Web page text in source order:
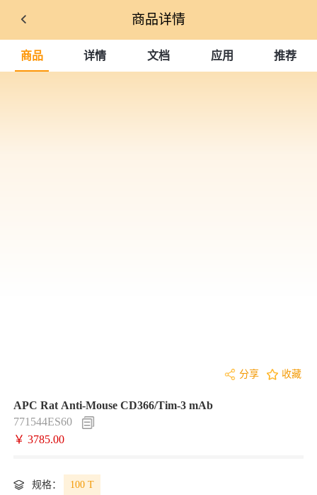
商品详情
商品 详情 文档 应用 推荐
分享 收藏
APC Rat Anti-Mouse CD366/Tim-3 mAb
771544ES60
￥ 3785.00
规格： 100 T